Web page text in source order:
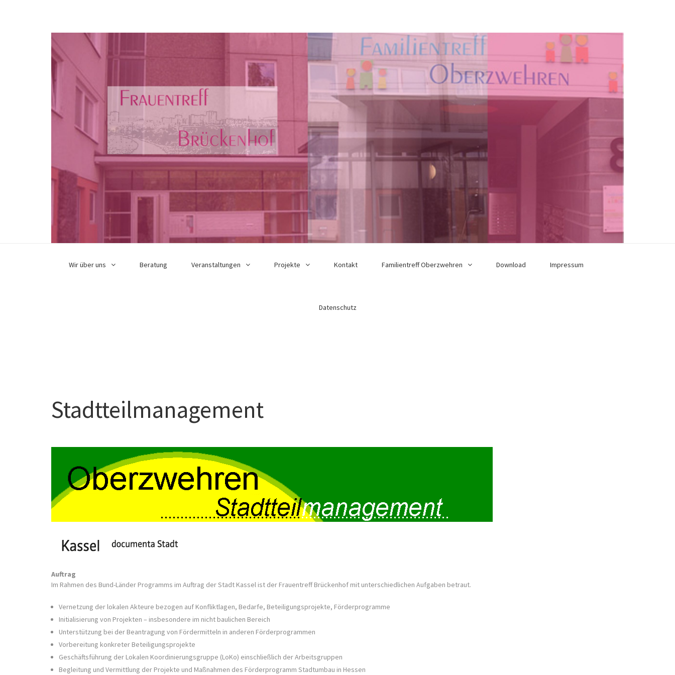
Wir über uns Beratung Veranstaltungen Projekte Kontakt Familientreff Oberzwehren Download Impressum
Datenschutz
Stadtteilmanagement
Auftrag
Im Rahmen des Bund-Länder Programms im Auftrag der Stadt Kassel ist der Frauentreff Brückenhof mit unterschiedlichen Aufgaben betraut.
Vernetzung der lokalen Akteure bezogen auf Konfliktlagen, Bedarfe, Beteiligungsprojekte, Förderprogramme
Initialisierung von Projekten – insbesondere im nicht baulichen Bereich
Unterstützung bei der Beantragung von Fördermitteln in anderen Förderprogrammen
Vorbereitung konkreter Beteiligungsprojekte
Geschäftsführung der Lokalen Koordinierungsgruppe (LoKo) einschließlich der Arbeitsgruppen
Begleitung und Vermittlung der Projekte und Maßnahmen des Förderprogramm Stadtumbau in Hessen